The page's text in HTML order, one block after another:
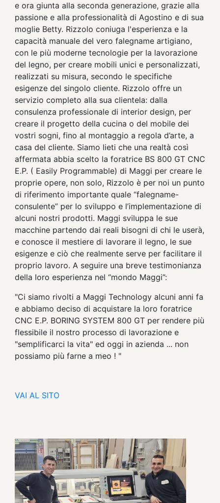
e ora giunta alla seconda generazione, grazie alla
passione e alla professionalità di Agostino e di sua
moglie Betty. Rizzolo coniuga l'esperienza e la
capacità manuale del vero falegname artigiano,
con le più moderne tecnologie per la lavorazione
del legno, per creare mobili unici e personalizzati,
realizzati su misura, secondo le specifiche
esigenze del singolo cliente. Rizzolo offre un
servizio completo alla sua clientela: dalla
consulenza professionale di interior design, per
creare il progetto della cucina o del mobile dei
vostri sogni, fino al montaggio a regola d’arte, a
casa del cliente. Siamo lieti che una realtà così
affermata abbia scelto la foratrice BS 800 GT CNC
E.P. ( Easily Programmable) di Maggi per creare le
proprie opere, non solo, Rizzolo è per noi un punto
di riferimento importante quale “falegname-
consulente” per lo sviluppo e l’implementazione di
alcuni nostri prodotti. Maggi sviluppa le sue
macchine partendo dai reali bisogni di chi le userà,
e conosce il mestiere di lavorare il legno, le sue
esigenze e ciò che realmente serve per facilitare il
proprio lavoro. A seguire una breve testimonianza
della loro esperienza nel “mondo Maggi”:
"Ci siamo rivolti a Maggi Technology alcuni anni fa
e abbiamo deciso di acquistare la loro foratrice
CNC E.P. BORING SYSTEM 800 GT per rendere più
flessibile il nostro processo di lavorazione e
"semplificarci la vita" ed oggi in azienda ... non
possiamo più farne a meo ! "
VAI AL SITO